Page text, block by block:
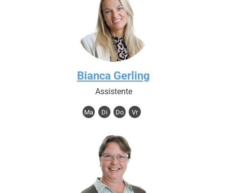
Bianca Gerling
Assistente
Ma Di Do Vr